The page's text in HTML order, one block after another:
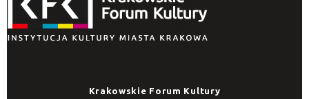
Krakowskie Forum Kultury